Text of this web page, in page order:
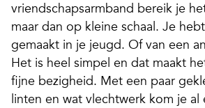
vriendschapsarmband bereik je
maar dan op kleine schaal. Je
gemaakt in je jeugd. Of van een
Het is heel simpel en dat maakt
fijne bezigheid. Met een paar
linten en wat vlechtwerk kom je al